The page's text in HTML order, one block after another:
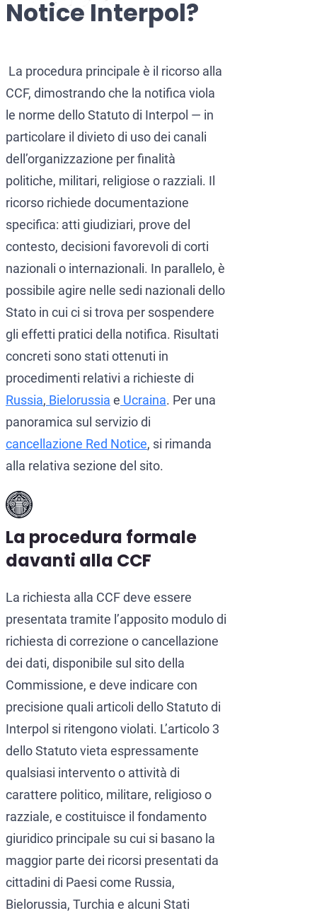
CCF (Commission for the
Protezione dall’estradizione
Estradizione e Difesa
Estradizione dall’Italia
Estradizione tra Italia e
Estradizione tra Italia e
Mandato d’arresto
Avvocati per crimini dei
Avvocato presso la Corte
Crimini economici e
World-Check
Notice Interpol?
La procedura principale è il ricorso alla
CCF, dimostrando che la notifica viola
le norme dello Statuto di Interpol — in
particolare il divieto di uso dei canali
dell’organizzazione per finalità
politiche, militari, religiose o razziali. Il
ricorso richiede documentazione
specifica: atti giudiziari, prove del
contesto, decisioni favorevoli di corti
nazionali o internazionali. In parallelo, è
possibile agire nelle sedi nazionali dello
Stato in cui ci si trova per sospendere
gli effetti pratici della notifica. Risultati
concreti sono stati ottenuti in
procedimenti relativi a richieste di
Russia, Bielorussia e Ucraina. Per una
panoramica sul servizio di
cancellazione Red Notice, si rimanda
alla relativa sezione del sito.
La procedura formale
davanti alla CCF
La richiesta alla CCF deve essere
presentata tramite l’apposito modulo di
richiesta di correzione o cancellazione
dei dati, disponibile sul sito della
Commissione, e deve indicare con
precisione quali articoli dello Statuto di
Interpol si ritengono violati. L’articolo 3
dello Statuto vieta espressamente
qualsiasi intervento o attività di
carattere politico, militare, religioso o
razziale, e costituisce il fondamento
giuridico principale su cui si basano la
maggior parte dei ricorsi presentati da
cittadini di Paesi come Russia,
Bielorussia, Turchia e alcuni Stati